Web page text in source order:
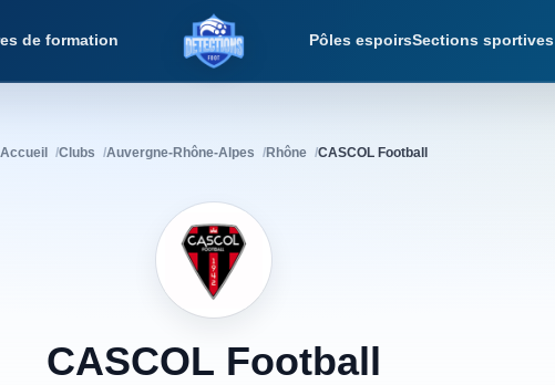
de formation
Détections Foot
Pôles espoirsSections sportives
Accueil Clubs Auvergne-Rhône-Alpes Rhône CASCOL Football
CASCOL Football